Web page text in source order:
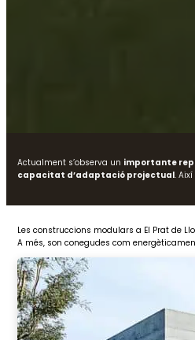
Actualment s’observa un importante
capacitat d’adaptació projectual.
Les construccions modulars a El Prat de
A més, son conegudes com